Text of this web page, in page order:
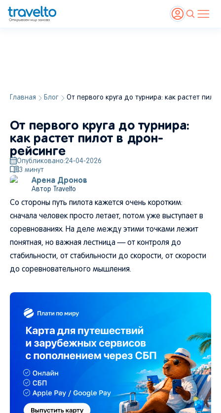
Главная Блог От первого круга до турнира: как растет
От первого круга до турнира:
как растет пилот в дрон-
рейсинге
Опубликовано:24-04-2026
3 минут
Арена Дронов
Автор Travelto
Со стороны путь пилота кажется очень коротким:
сначала человек просто летает, потом уже выступает в
соревнованиях. На деле между этими точками лежит
понятная, но важная лестница — от контроля до
стабильности, от стабильности до скорости, от скорости
до соревновательного мышления.